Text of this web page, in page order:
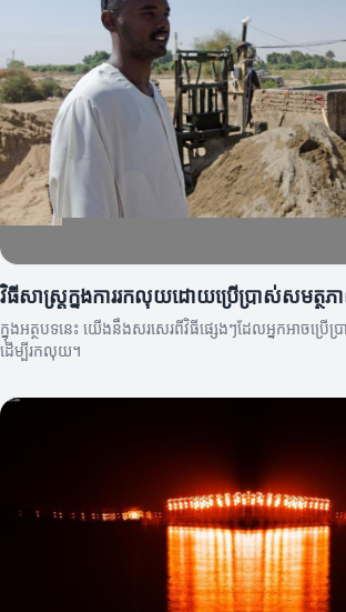
វិធីសាស្ត្រក្នុងការរកលុយដោយប្រើប្រាស់សមត្ថភ
ក្នុងអត្ថបទនេះ យើងនឹងសរសេរពីវិធីផ្សេងៗដែលអ្នកអាចប្រើ
ដើម្បីរកលុយ។